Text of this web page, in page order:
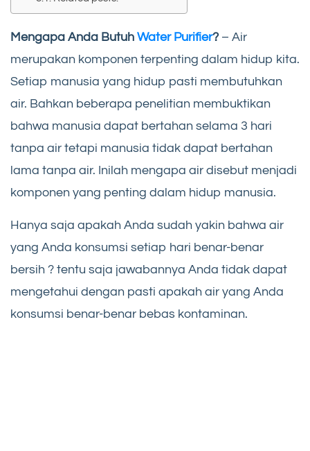
Mengapa Anda Butuh Water Purifier? – Air
merupakan komponen terpenting dalam hidup kita.
Setiap manusia yang hidup pasti membutuhkan
air. Bahkan beberapa penelitian membuktikan
bahwa manusia dapat bertahan selama 3 hari
tanpa air tetapi manusia tidak dapat bertahan
lama tanpa air. Inilah mengapa air disebut menjadi
komponen yang penting dalam hidup manusia.
Hanya saja apakah Anda sudah yakin bahwa air
yang Anda konsumsi setiap hari benar-benar
bersih ? tentu saja jawabannya Anda tidak dapat
mengetahui dengan pasti apakah air yang Anda
konsumsi benar-benar bebas kontaminan.